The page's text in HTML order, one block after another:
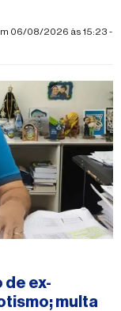
06/08/2026 às 15:23 -
ex-
multa